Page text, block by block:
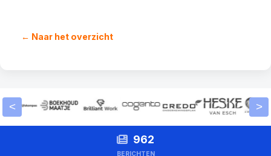
← Naar het overzicht
< >
962
BERICHTEN